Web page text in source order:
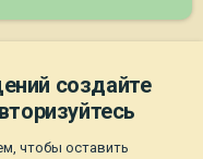
создайте
чтобы оставить